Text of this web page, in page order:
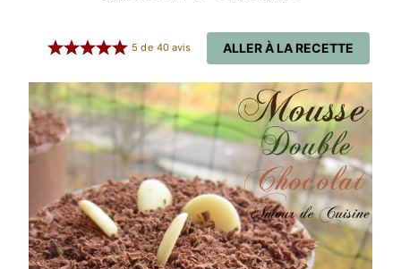
ALLER À LA RECETTE
5 de 40avis